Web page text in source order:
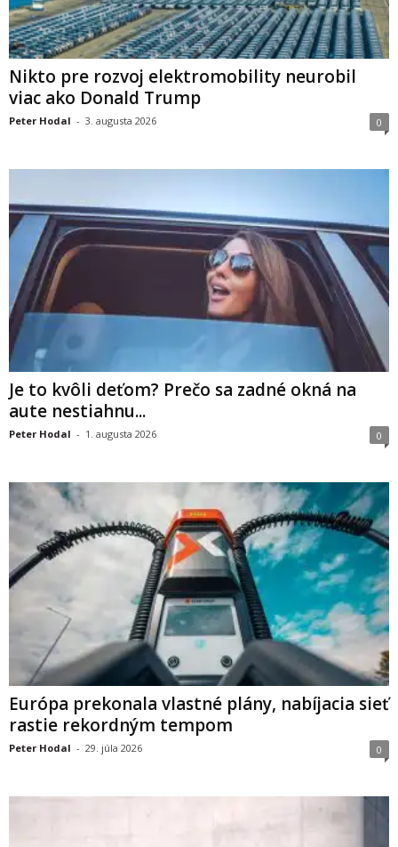
Nikto pre rozvoj elektromobility neurobil
viac ako Donald Trump
Peter Hodal - 3. augusta 2026 0
Je to kvôli deťom? Prečo sa zadné okná na
aute nestiahnu...
Peter Hodal - 1. augusta 2026 0
Európa prekonala vlastné plány, nabíjacia sieť
rastie rekordným tempom
Peter Hodal - 29. júla 2026 0